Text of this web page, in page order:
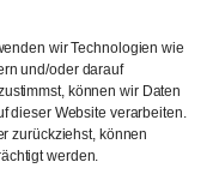
wir Technologien wie
und/oder darauf
können wir Daten
dieser Website verarbeiten.
zurückziehst, können
werden.